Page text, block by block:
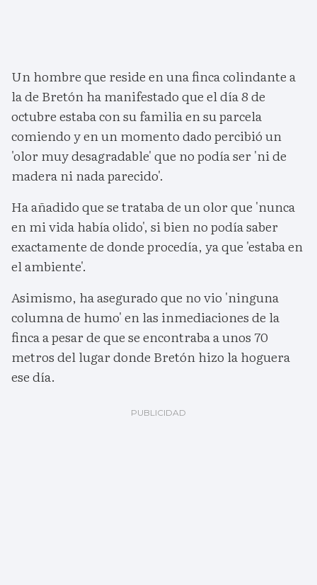
Un hombre que reside en una finca colindante a
la de Bretón ha manifestado que el día 8 de
octubre estaba con su familia en su parcela
comiendo y en un momento dado percibió un
'olor muy desagradable' que no podía ser 'ni de
madera ni nada parecido'.
Ha añadido que se trataba de un olor que 'nunca
en mi vida había olido', si bien no podía saber
exactamente de donde procedía, ya que 'estaba en
el ambiente'.
Asimismo, ha asegurado que no vio 'ninguna
columna de humo' en las inmediaciones de la
finca a pesar de que se encontraba a unos 70
metros del lugar donde Bretón hizo la hoguera
ese día.